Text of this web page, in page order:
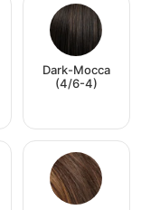
Dark-Mocca
(4/6-4)